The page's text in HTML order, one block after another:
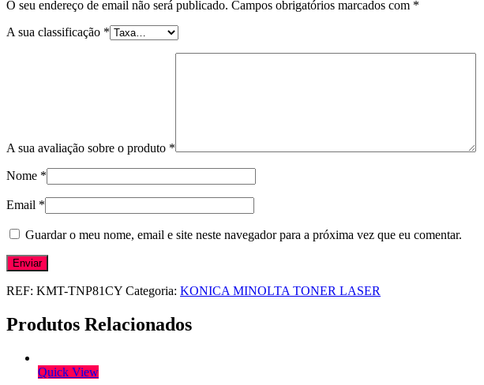
O seu endereço de email não será publicado. Campos obrigatórios marcados com *
A sua classificação *
A sua avaliação sobre o produto *
Nome *
Email *
Guardar o meu nome, email e site neste navegador para a próxima vez que eu comentar.
REF: KMT-TNP81CY Categoria: KONICA MINOLTA TONER LASER
Produtos Relacionados
Quick View